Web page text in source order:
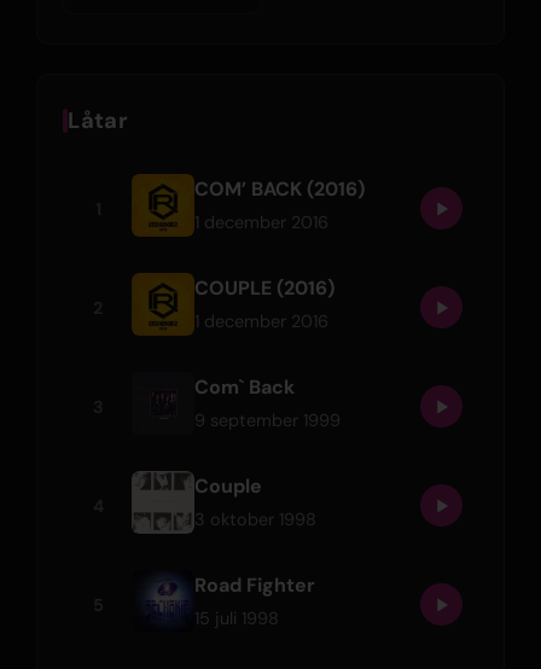
Låtar
COM’ BACK (2016)
1 december 2016
COUPLE (2016)
1 december 2016
Com` Back
9 september 1999
Couple
3 oktober 1998
Road Fighter
15 juli 1998